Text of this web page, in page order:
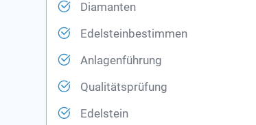
Diamanten
Edelsteinbestimmen
Anlagenführung
Qualitätsprüfung
Edelstein